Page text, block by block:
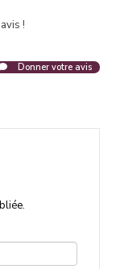
!
Donner votre avis